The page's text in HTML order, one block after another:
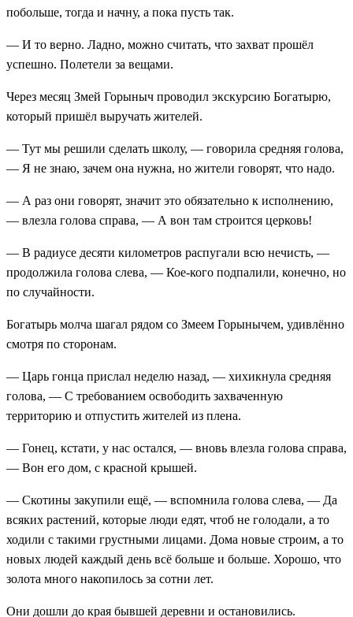
побольше, тогда и начну, а пока пусть так.
— И то верно. Ладно, можно считать, что захват прошёл
успешно. Полетели за вещами.
Через месяц Змей Горыныч проводил экскурсию Богатырю,
который пришёл выручать жителей.
— Тут мы решили сделать школу, — говорила средняя голова,
— Я не знаю, зачем она нужна, но жители говорят, что надо.
— А раз они говорят, значит это обязательно к исполнению,
— влезла голова справа, — А вон там строится церковь!
— В радиусе десяти километров распугали всю нечисть, —
продолжила голова слева, — Кое-кого подпалили, конечно, но
по случайности.
Богатырь молча шагал рядом со Змеем Горынычем, удивлённо
смотря по сторонам.
— Царь гонца прислал неделю назад, — хихикнула средняя
голова, — С требованием освободить захваченную
территорию и отпустить жителей из плена.
— Гонец, кстати, у нас остался, — вновь влезла голова справа,
— Вон его дом, с красной крышей.
— Скотины закупили ещё, — вспомнила голова слева, — Да
всяких растений, которые люди едят, чтоб не голодали, а то
ходили с такими грустными лицами. Дома новые строим, а то
новых людей каждый день всё больше и больше. Хорошо, что
золота много накопилось за сотни лет.
Они дошли до края бывшей деревни и остановились.